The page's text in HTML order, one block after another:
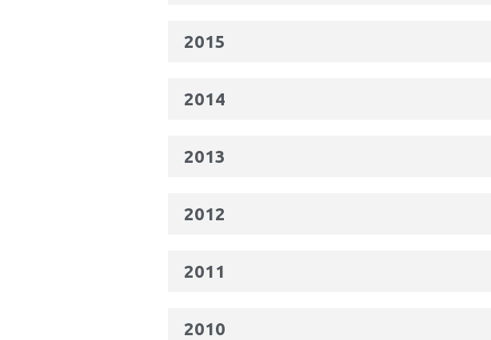
2015
2014
2013
2012
2011
2010